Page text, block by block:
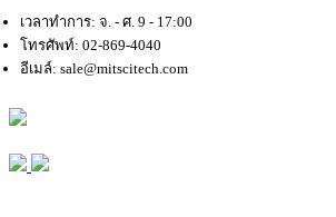
เวลาทำการ: จ. - ศ. 9 - 17:00
โทรศัพท์: 02-869-4040
อีเมล์: sale@mitscitech.com